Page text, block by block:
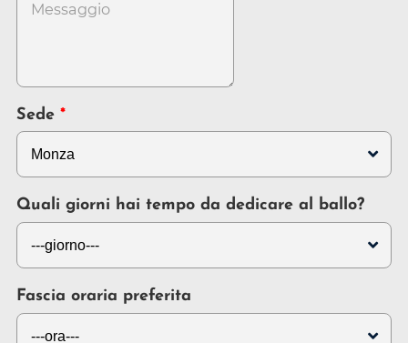
Sede
Quali giorni hai tempo da dedicare al ballo?
Fascia oraria preferita